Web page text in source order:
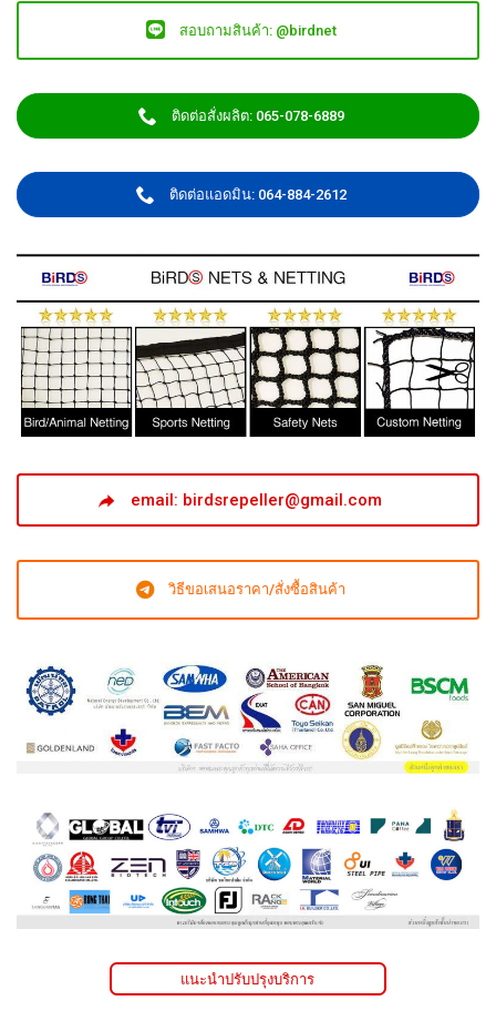
สอบถามสินค้า: @birdnet
ติดต่อสั่งผลิต: 065-078-6889
ติดต่อแอดมิน: 064-884-2612
email: birdsrepeller@gmail.com
วิธีขอเสนอราคา/สั่งซื้อสินค้า
แนะนำปรับปรุงบริการ